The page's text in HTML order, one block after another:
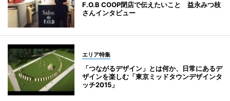
F.O.B COOP閉店で伝えたいこと 益永みつ枝
さんインタビュー
エリア特集
「つながるデザイン」とは何か、日常にあるデ
ザインを楽しむ「東京ミッドタウンデザインタ
ッチ2015」